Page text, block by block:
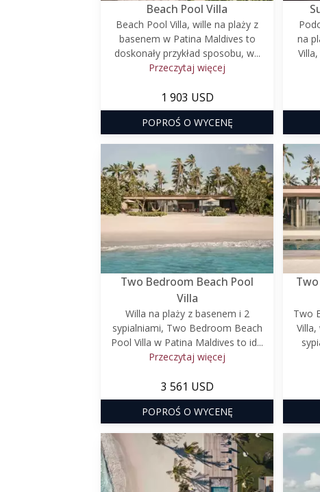
Beach Pool Villa
Beach Pool Villa, wille na plaży z
basenem w Patina Maldives to
doskonały przykład sposobu, w...
Przeczytaj więcej
1 903 USD
POPROŚ O WYCENĘ
na
Two Bedroom Beach Pool
Villa
Willa na plaży z basenem i 2
sypialniami, Two Bedroom Beach
Pool Villa w Patina Maldives to id...
Przeczytaj więcej
3 561 USD
POPROŚ O WYCENĘ
Two